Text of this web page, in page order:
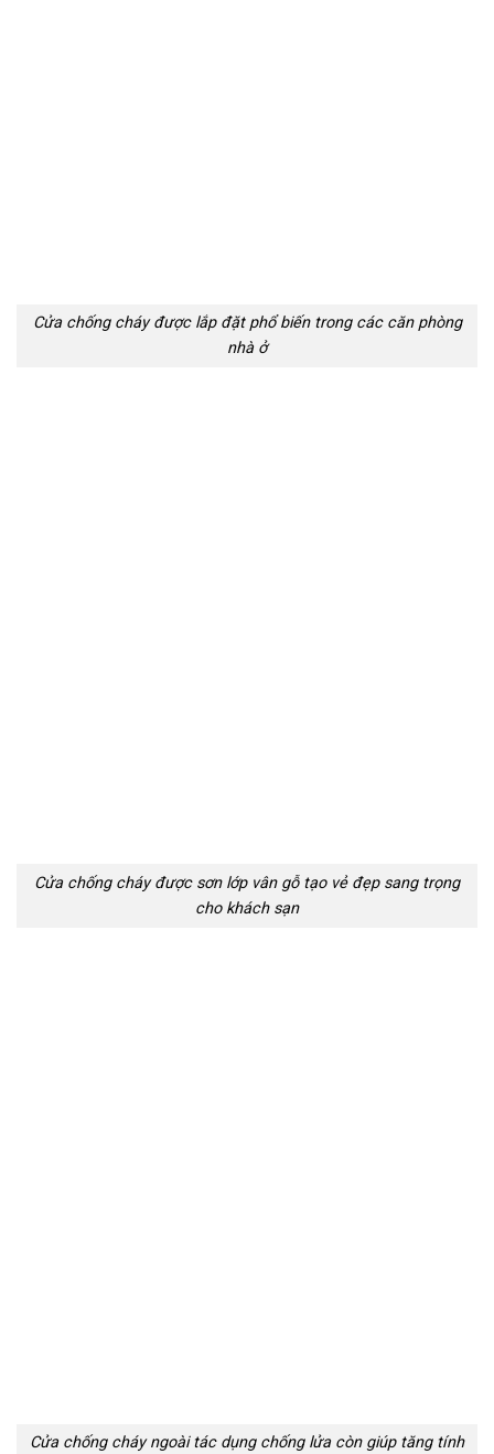
Cửa chống cháy được lắp đặt phổ biến trong các căn phòng
nhà ở
Cửa chống cháy được sơn lớp vân gỗ tạo vẻ đẹp sang trọng
cho khách sạn
Cửa chống cháy ngoài tác dụng chống lửa còn giúp tăng tính